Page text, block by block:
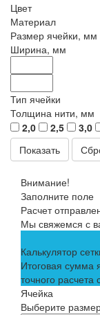
Цвет
Материал
Размер ячейки, мм
Ширина, мм
Тип ячейки
Толщина нити, мм
2,0
2,5 3,0
Внимание!
Заполните поле
Расчет
Мы свяжемся с
Калькулятор
Итоговая сумма
точного расчета
Ячейка
Выберите